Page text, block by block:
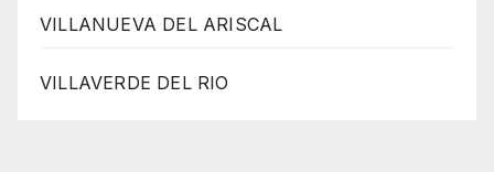
VILLANUEVA DEL ARISCAL
VILLAVERDE DEL RIO